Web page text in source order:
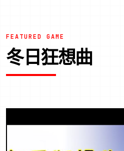
FEATURED GAME
冬日狂想曲